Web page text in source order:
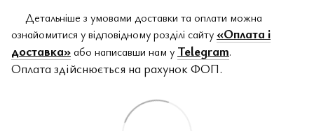
Детальніше з умовами доставки та оплати можна
ознайомитися у відповідному розділі сайту«Оплата і
доставка»або написавши нам у Telegram.
Оплата здійснюється на рахунок ФОП.